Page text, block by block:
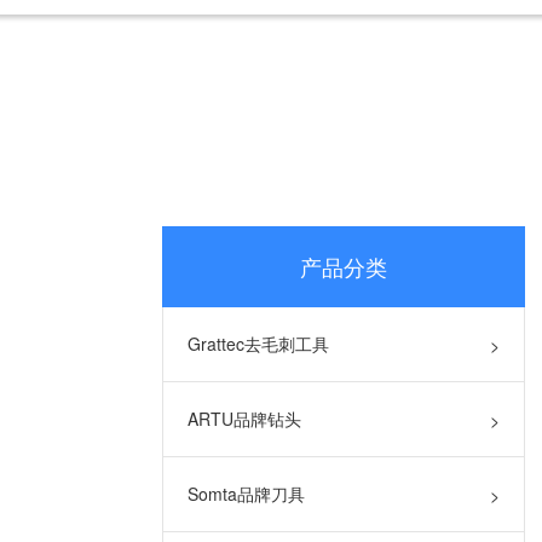
产品分类
Grattec去毛刺工具 >
ARTU品牌钻头 >
Somta品牌刀具 >